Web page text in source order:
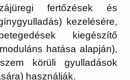
fertőzések és
kezelésére,
kiegészítő
hatása alapján),
körüli gyulladások
használják.